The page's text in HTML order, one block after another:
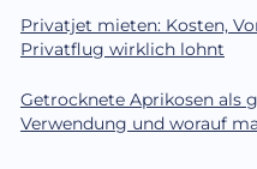
Privatjet mieten: Kosten,
Privatflug wirklich lohnt
Getrocknete Aprikosen als
Verwendung und worauf